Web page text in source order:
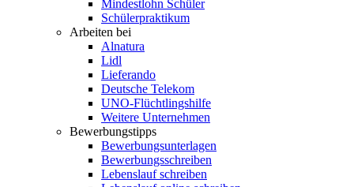
Mindestlohn Schüler
Schülerpraktikum
Arbeiten bei
Alnatura
Lidl
Lieferando
Deutsche Telekom
UNO-Flüchtlingshilfe
Weitere Unternehmen
Bewerbungstipps
Bewerbungsunterlagen
Bewerbungsschreiben
Lebenslauf schreiben